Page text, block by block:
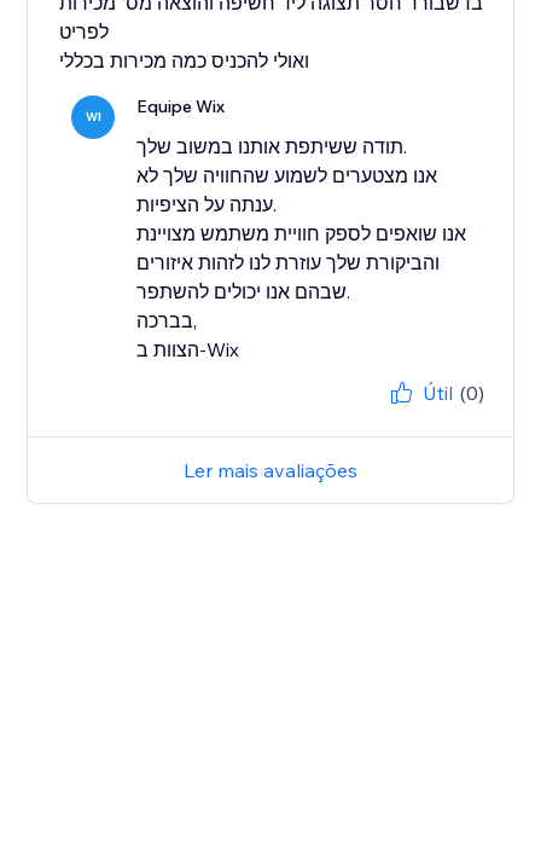
לפריט
ואולי להכניס כמה מכירות בכללי
WI Equipe Wix
תודה ששיתפת אותנו במשוב שלך.
אנו מצטערים לשמוע שהחוויה שלך לא
ענתה על הציפיות.
אנו שואפים לספק חוויית משתמש מצויינת
והביקורת שלך עוזרת לנו לזהות איזורים
שבהם אנו יכולים להשתפר.
בברכה,
הצוות ב-Wix
Útil (0)
Ler mais avaliações